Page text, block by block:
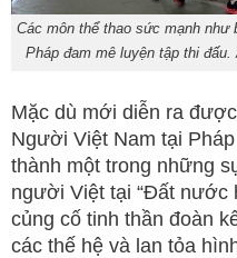
Các môn thể thao sức mạnh
Pháp đam mê luyện tập thi
Mặc dù mới diễn ra
Người Việt Nam tại
thành một trong những
người Việt tại “Đất nước
củng cố tinh thần đoàn
các thế hệ và lan tỏa